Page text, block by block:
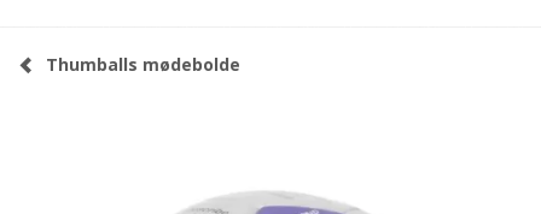
Thumballs mødebolde